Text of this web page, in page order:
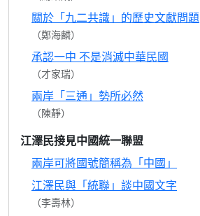
關於「九二共識」的歷史文獻問題
（鄭海麟）
承認一中 不是消滅中華民國
（才家瑞）
兩岸「三通」勢所必然
（陳靜）
江澤民接見中國統一聯盟
兩岸可將國號簡稱為「中國」
江澤民與「統聯」談中國文字
（李壽林）